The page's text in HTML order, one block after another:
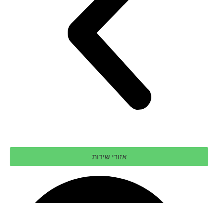
אזורי שירות